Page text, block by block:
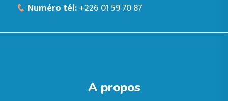
Numéro tél:+226 01 59 70 87
A propos